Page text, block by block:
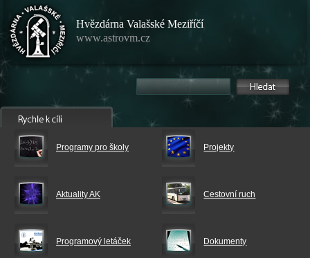
Hvězdárna Valašské Meziříčí
www.astrovm.cz
Programy pro školy Projekty
Aktuality AK Cestovní ruch
Programový letáček Dokumenty